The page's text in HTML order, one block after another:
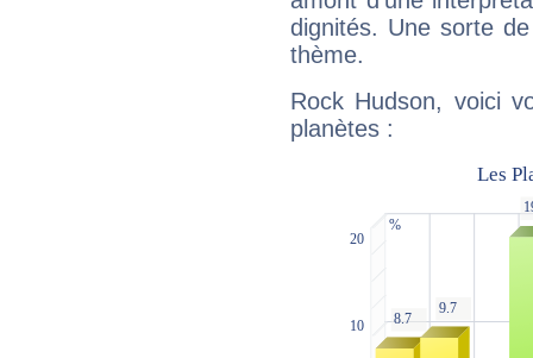
dignités. Une sorte
thème.
Rock Hudson, voici
planètes :